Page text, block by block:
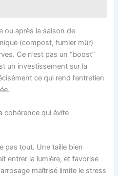
ou après la saison de
(compost, fumier mûr)
Ce n’est pas un “boost”
un investissement sur la
ce qui rend l’entretien
cohérence qui évite
pas tout. Une taille bien
entrer la lumière, et favorise
maîtrisé limite le stress